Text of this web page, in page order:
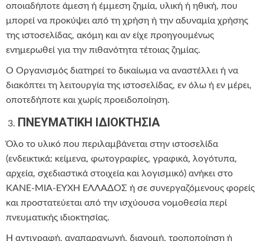
οποιαδήποτε άμεση ή έμμεση ζημία, υλική ή ηθική, που
μπορεί να προκύψει από τη χρήση ή την αδυναμία χρήσης
της ιστοσελίδας, ακόμη και αν είχε προηγουμένως
ενημερωθεί για την πιθανότητα τέτοιας ζημίας.
Ο Οργανισμός διατηρεί το δικαίωμα να αναστέλλει ή να
διακόπτει τη λειτουργία της ιστοσελίδας, εν όλω ή εν μέρει,
οποτεδήποτε και χωρίς προειδοποίηση.
ΠΝΕΥΜΑΤΙΚΗ ΙΔΙΟΚΤΗΣΙΑ
Όλο το υλικό που περιλαμβάνεται στην ιστοσελίδα
(ενδεικτικά: κείμενα, φωτογραφίες, γραφικά, λογότυπα,
αρχεία, σχεδιαστικά στοιχεία και λογισμικό) ανήκει στο
ΚΑΝΕ-ΜΙΑ-ΕΥΧΗ ΕΛΛΑΔΟΣ ή σε συνεργαζόμενους φορείς
και προστατεύεται από την ισχύουσα νομοθεσία περί
πνευματικής ιδιοκτησίας.
Η αντιγραφή, αναπαραγωγή, διανομή, τροποποίηση ή